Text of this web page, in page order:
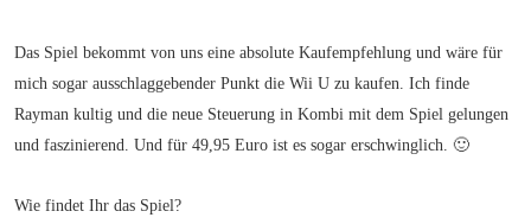
Das Spiel bekommt von uns eine absolute Kaufempfehlung und wäre für
mich sogar ausschlaggebender Punkt die Wii U zu kaufen. Ich finde
Rayman kultig und die neue Steuerung in Kombi mit dem Spiel gelungen
und faszinierend. Und für 49,95 Euro ist es sogar erschwinglich. 🙂
Wie findet Ihr das Spiel?